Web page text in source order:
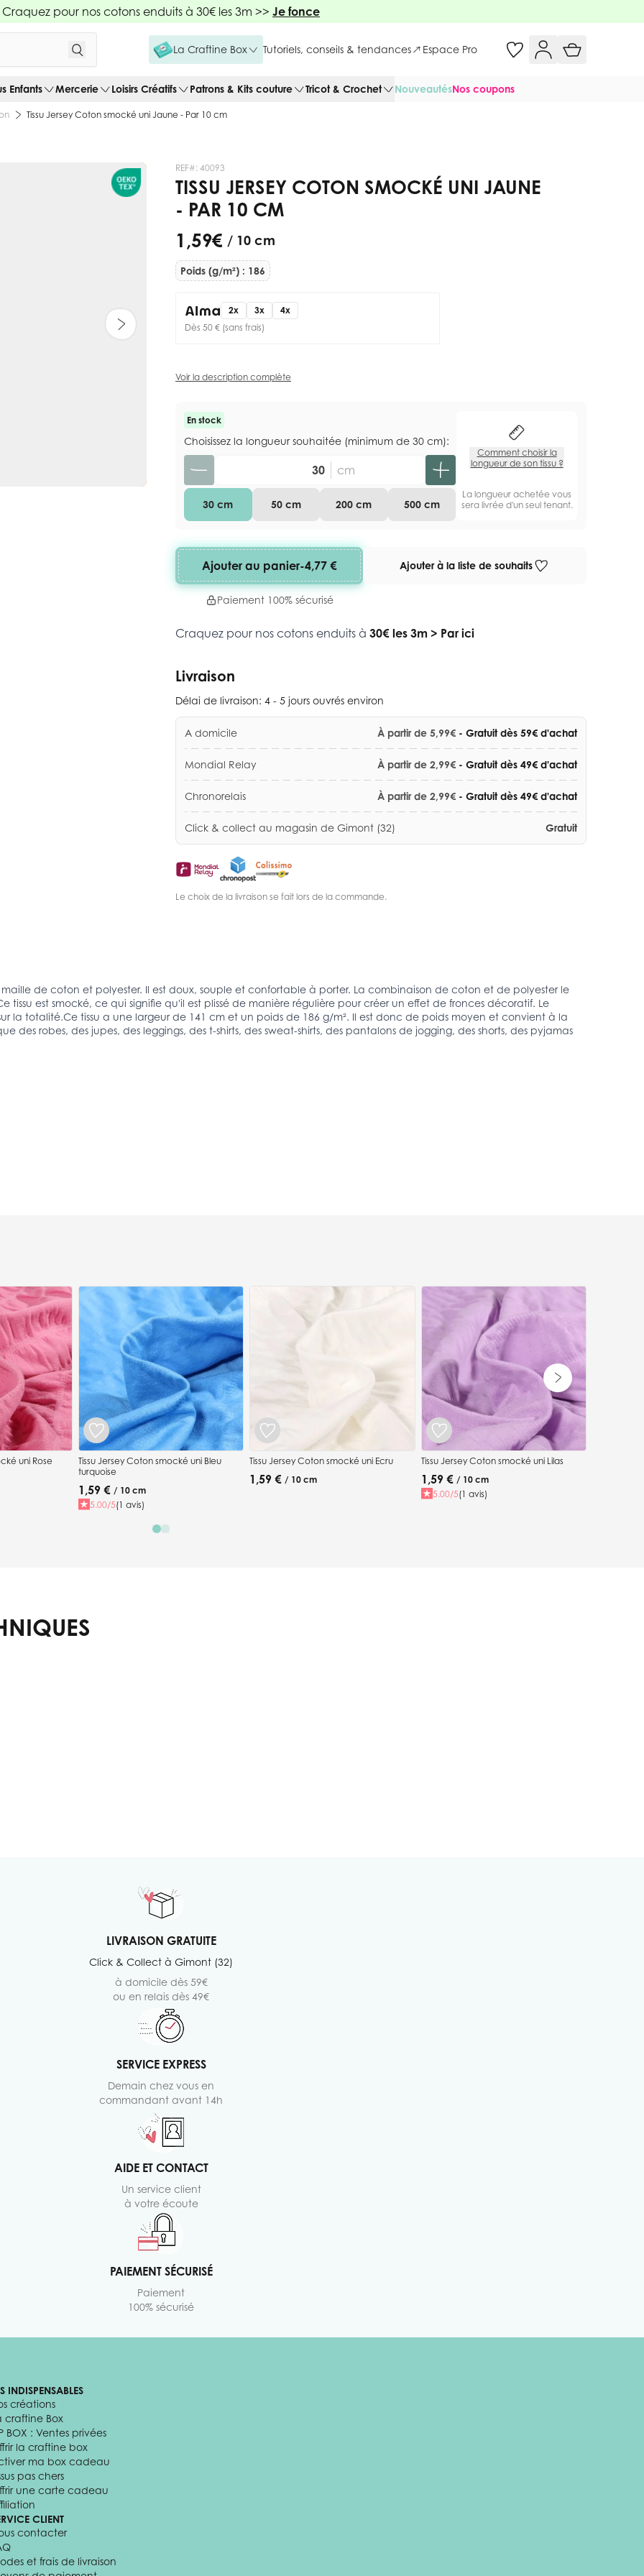
Craquez pour nos cotons enduits à 30€ les 3m >> Je fonce
La Craftine Box Tutoriels, conseils & tendances Espace Pro
Enfants Mercerie Loisirs Créatifs Patrons & Kits couture Tricot & Crochet NouveautésNos coupons
Tissu Jersey Coton smocké uni Jaune - Par 10 cm
REF#: 40093
TISSU JERSEY COTON SMOCKÉ UNI JAUNE
- PAR 10 CM
1,59 € / 10 cm
Poids (g/m²) : 186
2x 3x
4x
Dès 50 € (sans frais)
Voir la description complète
En stock
Choisissez la longueur souhaitée (minimum de 30 cm):
cm
30 cm 50 cm 200 cm 500 cm
Comment choisir la
longueur de son tissu ?
La longueur achetée vous
sera livrée d'un seul tenant.
Ajouter au panier-4,77 €
Paiement 100% sécurisé
Ajouter à la liste de souhaits
Craquez pour nos cotons enduits à 30€ les 3m > Par ici
Livraison
Délai de livraison: 4 - 5 jours ouvrés environ
A domicile À partir de 5,99€ - Gratuit dès 59€ d'achat
Mondial Relay À partir de 2,99€ - Gratuit dès 49€ d'achat
Chronorelais À partir de 2,99€ - Gratuit dès 49€ d'achat
Click & collect au magasin de Gimont (32) Gratuit
Le choix de la livraison se fait lors de la commande.
maille de coton et polyester. Il est doux, souple et confortable à porter. La combinaison de coton et de polyester le
est smocké, ce qui signifie qu'il est plissé de manière régulière pour créer un effet de fronces décoratif. Le
la totalité.Ce tissu a une largeur de 141 cm et un poids de 186 g/m². Il est donc de poids moyen et convient à la
des robes, des jupes, des leggings, des t-shirts, des sweat-shirts, des pantalons de jogging, des shorts, des pyjamas
uni Rose
Tissu Jersey Coton smocké uni Bleu
turquoise
1,59 € / 10 cm
5.00/5(1 avis)
Tissu Jersey Coton smocké uni Ecru
1,59 € / 10 cm
Tissu Jersey Coton smocké uni Lilas
1,59 € / 10 cm
5.00/5(1 avis)
LIVRAISON GRATUITE
Click & Collect à Gimont (32)
à domicile dès 59€
ou en relais dès 49€
SERVICE EXPRESS
Demain chez vous en
commandant avant 14h
AIDE ET CONTACT
Un service client
à votre écoute
PAIEMENT SÉCURISÉ
Paiement
100% sécurisé
INDISPENSABLES
créations
craftine Box
BOX : Ventes privées
la craftine box
ma box cadeau
pas chers
une carte cadeau
CLIENT
contacter
et frais de livraison